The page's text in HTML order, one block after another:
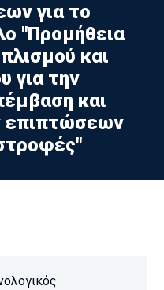
για το
"Προμήθεια
και
για την
και
επιπτώσεων